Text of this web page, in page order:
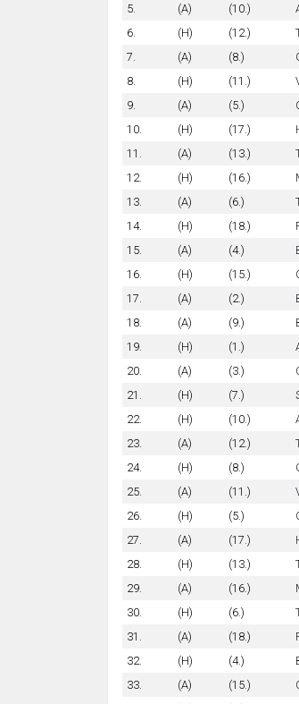
5.
(A) (10.)
6.
(H) (12.)
7.
(A) (8.)
8.
(H) (11.)
9.
(A) (5.)
10.
(H) (17.)
11.
(A) (13.)
12.
(H) (16.)
13.
(A) (6.)
14.
(H) (18.)
15.
(A) (4.)
16.
(H) (15.)
17.
(A) (2.)
18.
(A) (9.)
19.
(H) (1.)
20.
(A) (3.)
21.
(H) (7.)
22.
(H) (10.)
23.
(A) (12.)
24.
(H) (8.)
25.
(A) (11.)
26.
(H) (5.)
27.
(A) (17.)
28.
(H) (13.)
29.
(A) (16.)
30.
(H) (6.)
31.
(A) (18.)
32.
(H) (4.)
33.
(A) (15.)